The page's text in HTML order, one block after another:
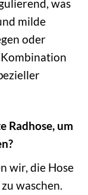
was
milde
oder
Radhose, um
wir, die Hose
waschen.